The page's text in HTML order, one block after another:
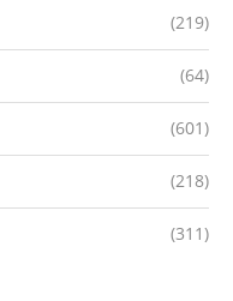
(219)
(64)
(601)
(218)
(311)